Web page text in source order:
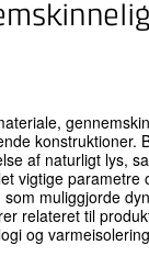
konstruktioner.
af naturligt lys,
vigtige parametre
muliggjorde
relateret til
og